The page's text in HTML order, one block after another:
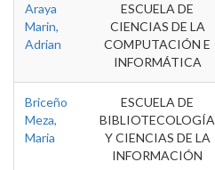
Araya
Marin,
Adrian
ESCUELA DE
CIENCIAS DE LA
COMPUTACIÓN E
INFORMÁTICA
Briceño
Meza,
Maria
ESCUELA DE
BIBLIOTECOLOGÍA
Y CIENCIAS DE LA
INFORMACIÓN